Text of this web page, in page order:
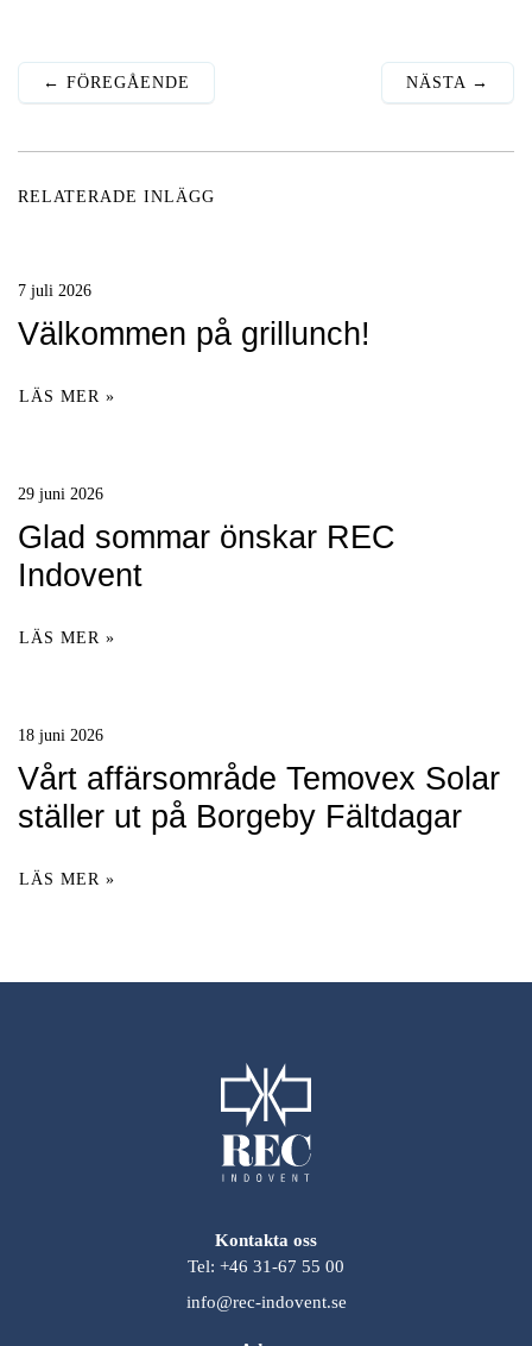
← FÖREGÅENDE NÄSTA →
RELATERADE INLÄGG
7 juli 2026
Välkommen på grillunch!
LÄS MER »
29 juni 2026
Glad sommar önskar REC
Indovent
LÄS MER »
18 juni 2026
Vårt affärsområde Temovex Solar
ställer ut på Borgeby Fältdagar
LÄS MER »
Kontakta oss
Tel: +46 31-67 55 00
info@rec-indovent.se